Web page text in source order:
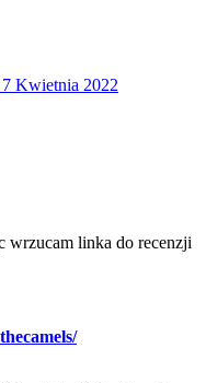
7 Kwietnia 2022
wrzucam linka do recenzji